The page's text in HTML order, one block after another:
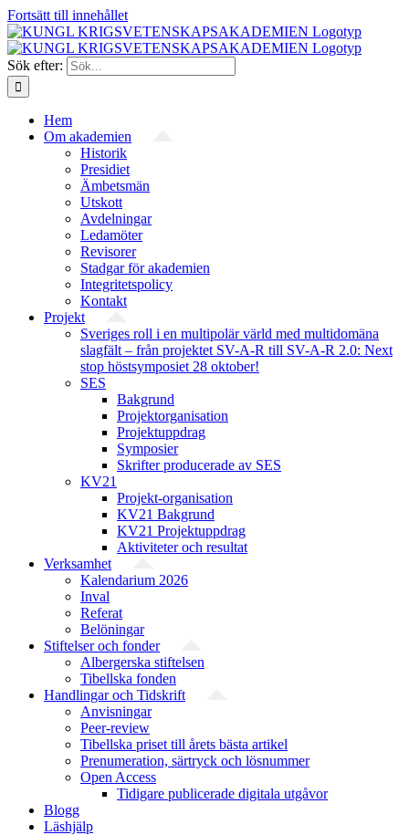
Fortsätt till innehållet
Sök efter:
Hem
Om akademien
Historik
Presidiet
Ämbetsmän
Utskott
Avdelningar
Ledamöter
Revisorer
Stadgar för akademien
Integritetspolicy
Kontakt
Projekt
Sveriges roll i en multipolär värld med multidomäna
slagfält – från projektet SV-A-R till SV-A-R 2.0: Next
stop höstsymposiet 28 oktober!
SES
Bakgrund
Projekt­organisation
Projektuppdrag
Symposier
Skrifter producerade av SES
KV21
Projekt-organisation
KV21 Bakgrund
KV21 Projektuppdrag
Aktiviteter och resultat
Verksamhet
Kalendarium 2026
Inval
Referat
Belöningar
Stiftelser och fonder
Albergerska stiftelsen
Tibellska fonden
Handlingar och Tidskrift
Anvisningar
Peer-review
Tibellska priset till årets bästa artikel
Prenumeration, särtryck och lösnummer
Open Access
Tidigare publicerade digitala utgåvor
Blogg
Läshjälp